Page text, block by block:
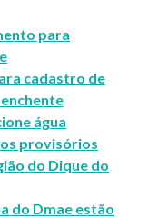
para
cadastro de
água
provisórios
do Dique do
do Dmae estão